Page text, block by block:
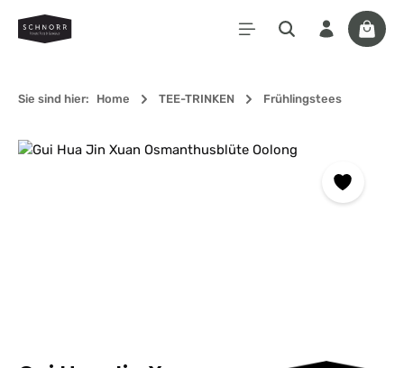
Zum Hauptinhalt springen
Sie sind hier: Home TEE-TRINKEN Frühlingstees
Bildergalerie überspringen